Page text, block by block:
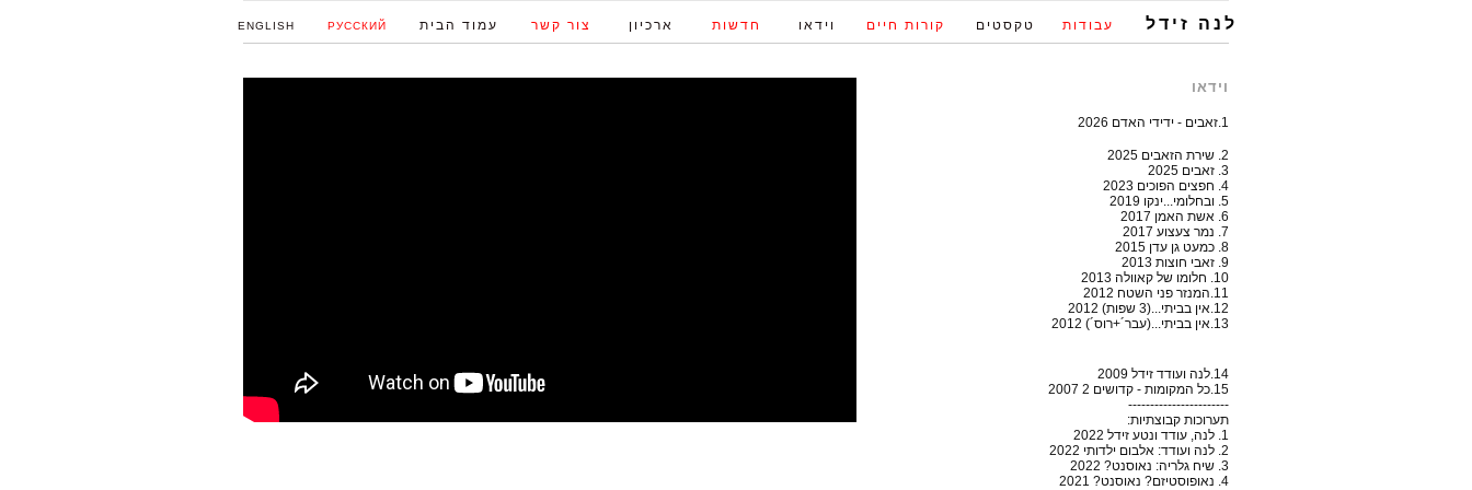
ENGLISH РУССКИЙ עמוד הבית צור קשר ארכיון חדשות וידאו קורות חיים טקסטים עבודות לנה זידל
וידאו
1.זאבים - ידידי האדם 2026
2. שירת הזאבים 2025
3. זאבים 2025
4. חפצים הפוכים 2023
5. ובחלומי...ינקו 2019
6. אשת האמן 2017
7. נמר צעצוע 2017
8. כמעט גן עדן 2015
9. זאבי חוצות 2013
10. חלומו של קאוולה 2013
11.המנזר פני השטח 2012
12.אין בביתי...(3 שפות) 2012
13.אין בביתי...(עבר´+רוס´) 2012
14.לנה ועודד זידל 2009
15.כל המקומות - קדושים 2 2007
-----------------------
תערוכות קבוצתיות:
1. לנה, עודד ונטע זידל 2022
2. לנה ועודד: אלבום ילדותי 2022
3. שיח גלריה: נאוסנט? 2022
4. נאופוסטיזם? נאוסנט? 2021